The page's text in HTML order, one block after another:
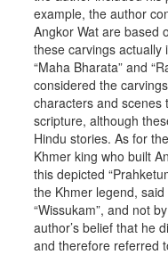
example, the author
Angkor Wat are based
these carvings actually
“Maha Bharata” and
considered the
characters and scenes
scripture, although
Hindu stories. As for
Khmer king who built
this depicted
the Khmer legend,
“Wissukam”, and not
author’s belief that he
and therefore referred